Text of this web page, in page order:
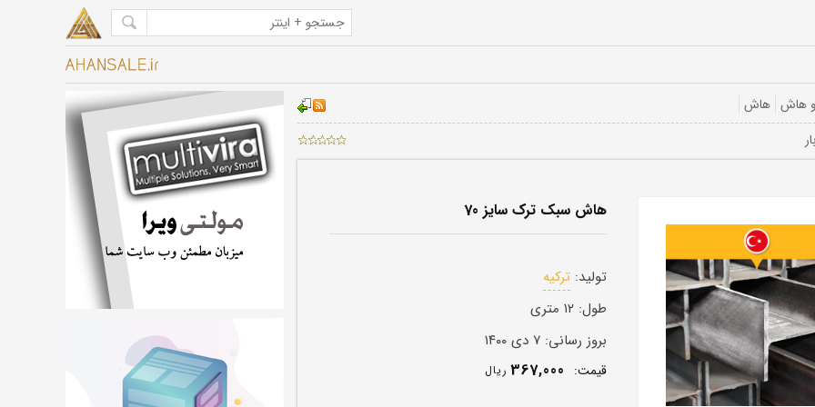
هاش هاش
هاش سبک ترک سایز 70
تولید: ترکیه
طول: ۱۲ متری
بروز رسانی: ۷ دی ۱۴۰۰
قيمت: 367,000 ريال